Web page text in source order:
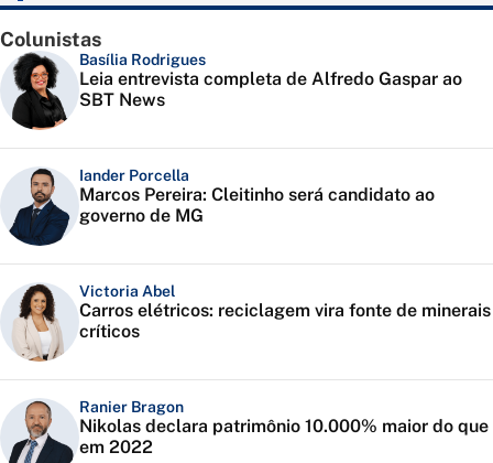
Colunistas
Basília Rodrigues
Leia entrevista completa de Alfredo Gaspar ao
SBT News
Iander Porcella
Marcos Pereira: Cleitinho será candidato ao
governo de MG
Victoria Abel
Carros elétricos: reciclagem vira fonte de minerais
críticos
Ranier Bragon
Nikolas declara patrimônio 10.000% maior do que
em 2022